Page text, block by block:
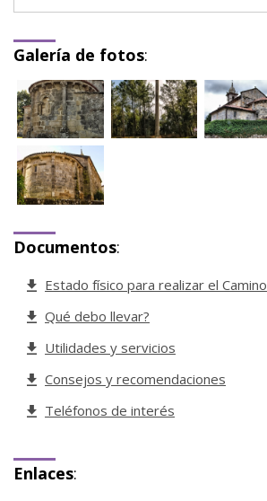
Galería de fotos:
Documentos:
Estado físico para realizar el Camino
Qué debo llevar?
Utilidades y servicios
Consejos y recomendaciones
Teléfonos de interés
Enlaces: